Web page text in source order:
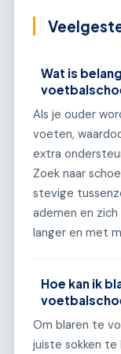
Wat is
Als je ouder
voeten,
extra
Zoek naar
stevige
ademen en
langer en met
Hoe kan ik
Om blaren te
juiste sokken te